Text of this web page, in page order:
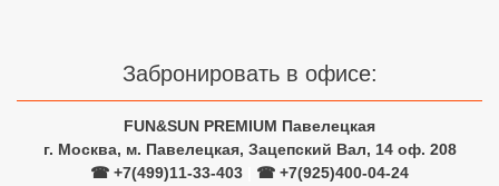
Забронировать в офисе:
FUN&SUN PREMIUM Павелецкая
г. Москва, м. Павелецкая, Зацепский Вал, 14 оф. 208
☎ +7(499)11-33-403
☎ +7(925)400-04-24
Сетевые отели Бали
Сетевые отели Сейшел
Сетевые отели Маврикия